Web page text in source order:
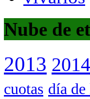
Nube de
2013 2014
cuotas día